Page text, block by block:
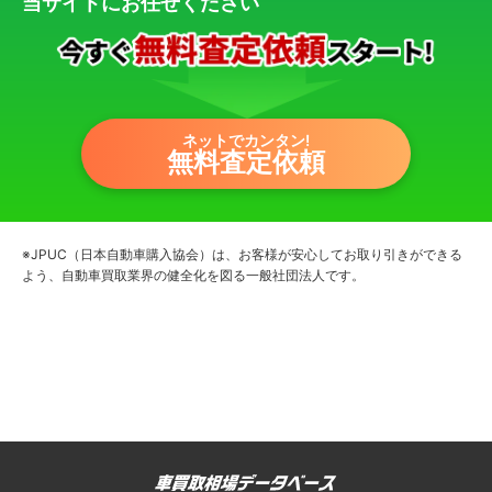
ネットでカンタン!
無料査定依頼
※JPUC（日本自動車購入協会）は、お客様が安心してお取り引きができる
よう、自動車買取業界の健全化を図る一般社団法人です。